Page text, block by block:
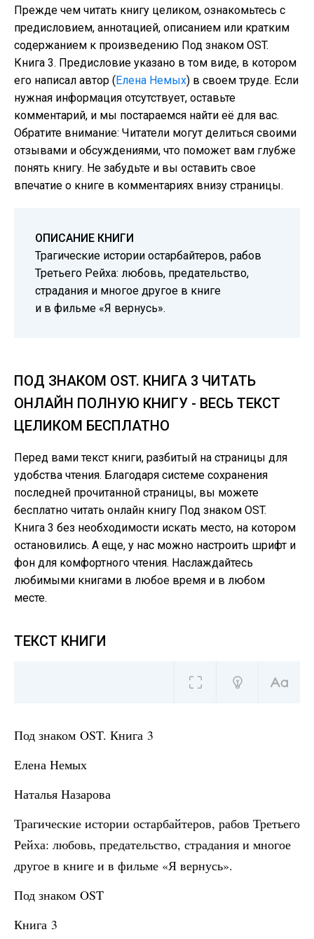
Прежде чем читать книгу целиком, ознакомьтесь с
предисловием, аннотацией, описанием или кратким
содержанием к произведению Под знаком OST.
Книга 3. Предисловие указано в том виде, в котором
его написал автор (Елена Немых) в своем труде. Если
нужная информация отсутствует, оставьте
комментарий, и мы постараемся найти её для вас.
Обратите внимание: Читатели могут делиться своими
отзывами и обсуждениями, что поможет вам глубже
понять книгу. Не забудьте и вы оставить свое
впечатие о книге в комментариях внизу страницы.
ОПИСАНИЕ КНИГИ
Трагические истории остарбайтеров, рабов
Третьего Рейха: любовь, предательство,
страдания и многое другое в книге
и в фильме «Я вернусь».
ПОД ЗНАКОМ OST. КНИГА 3 ЧИТАТЬ
ОНЛАЙН ПОЛНУЮ КНИГУ - ВЕСЬ ТЕКСТ
ЦЕЛИКОМ БЕСПЛАТНО
Перед вами текст книги, разбитый на страницы для
удобства чтения. Благодаря системе сохранения
последней прочитанной страницы, вы можете
бесплатно читать онлайн книгу Под знаком OST.
Книга 3 без необходимости искать место, на котором
остановились. А еще, у нас можно настроить шрифт и
фон для комфортного чтения. Наслаждайтесь
любимыми книгами в любое время и в любом
месте.
ТЕКСТ КНИГИ
Под знаком OST. Книга 3
Елена Немых
Наталья Назарова
Трагические истории остарбайтеров, рабов Третьего
Рейха: любовь, предательство, страдания и многое
другое в книге и в фильме «Я вернусь».
Под знаком OST
Книга 3